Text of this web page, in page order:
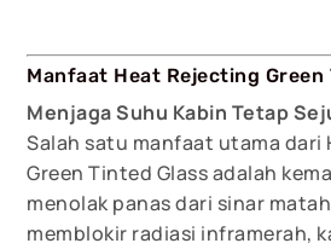
Manfaat Heat Rejecting Green
Menjaga Suhu Kabin Tetap
Salah satu manfaat utama dari
Green Tinted Glass adalah
menolak panas dari sinar
memblokir radiasi inframerah,